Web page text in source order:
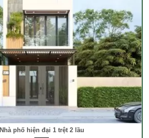
Nhà phố hiện đại 1 trệt 2 lầu